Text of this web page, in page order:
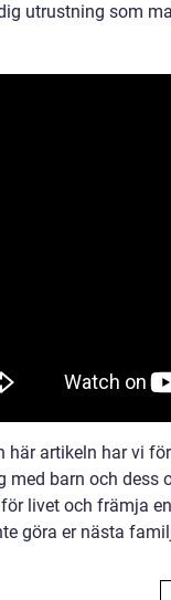
utrustning som
här artikeln har vi
med barn och dess
livet och främja
göra er nästa